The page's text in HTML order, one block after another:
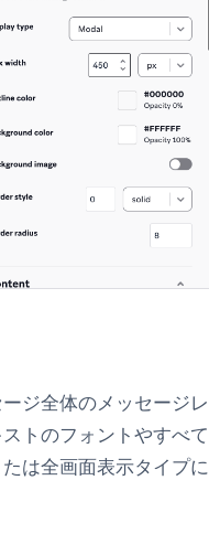
ジ全体のメッセージレ
トのフォントやすべて
は全画面表示タイプに